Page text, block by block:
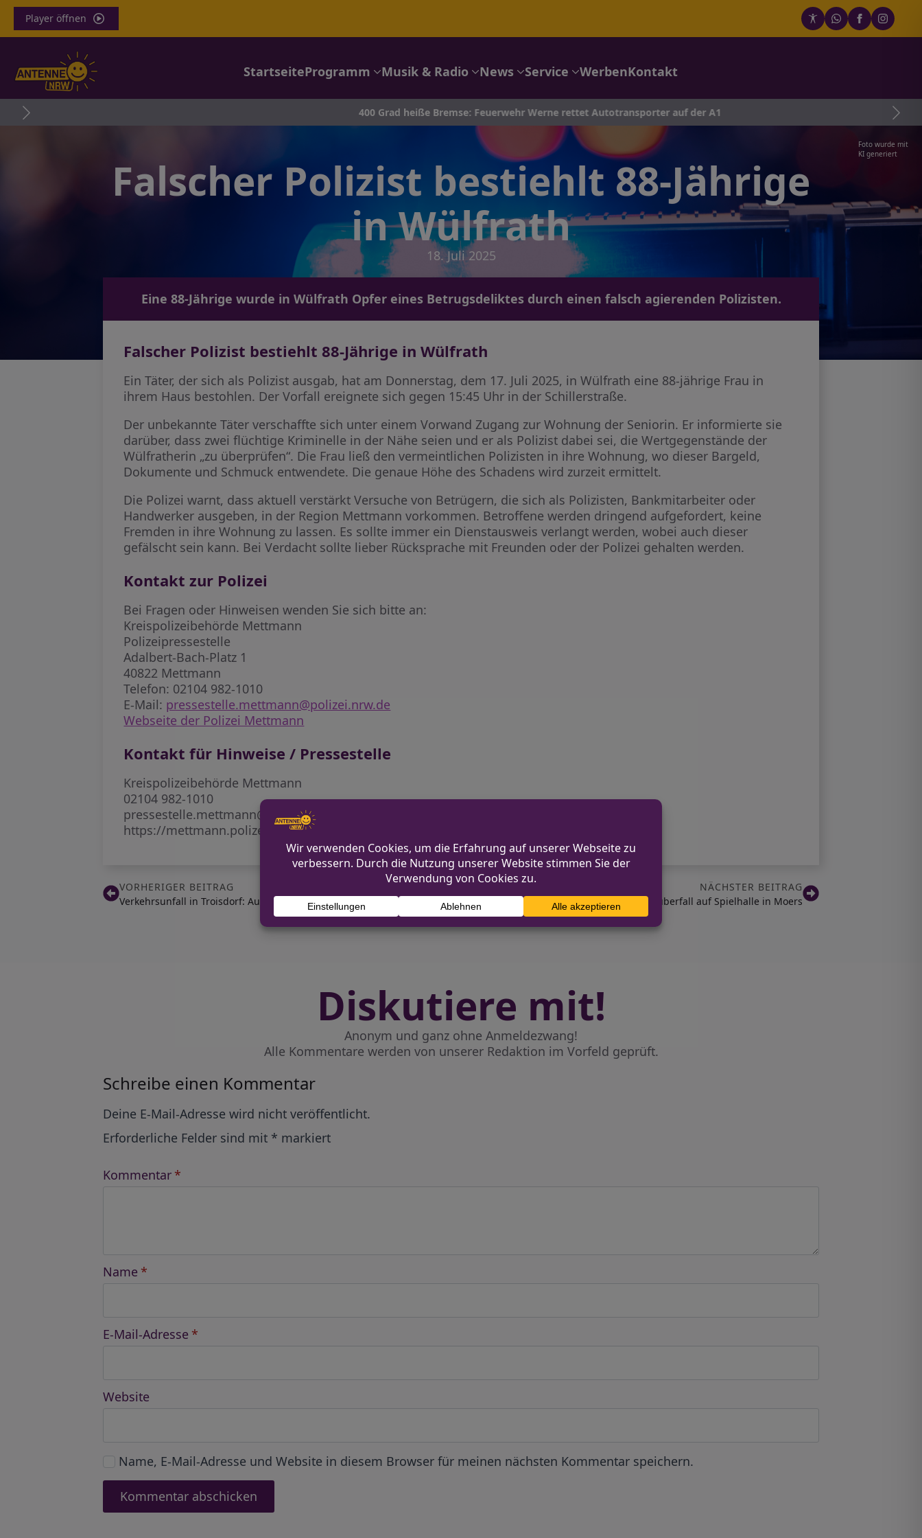
Player öffnen
StartseiteProgramm Musik & Radio News Service WerbenKontakt
400 Grad heiße Bremse: Feuerwehr Werne rettet Autotransporter auf der A1
Foto wurde mit
KI generiert
Falscher Polizist bestiehlt 88-Jährige
in Wülfrath
18. Juli 2025
Eine 88-Jährige wurde in Wülfrath Opfer eines Betrugsdeliktes durch einen falsch agierenden Polizisten.
Falscher Polizist bestiehlt 88-Jährige in Wülfrath
Ein Täter, der sich als Polizist ausgab, hat am Donnerstag, dem 17. Juli 2025, in Wülfrath eine 88-jährige Frau in
ihrem Haus bestohlen. Der Vorfall ereignete sich gegen 15:45 Uhr in der Schillerstraße.
Der unbekannte Täter verschaffte sich unter einem Vorwand Zugang zur Wohnung der Seniorin. Er informierte sie
darüber, dass zwei flüchtige Kriminelle in der Nähe seien und er als Polizist dabei sei, die Wertgegenstände der
Wülfratherin „zu überprüfen“. Die Frau ließ den vermeintlichen Polizisten in ihre Wohnung, wo dieser Bargeld,
Dokumente und Schmuck entwendete. Die genaue Höhe des Schadens wird zurzeit ermittelt.
Die Polizei warnt, dass aktuell verstärkt Versuche von Betrügern, die sich als Polizisten, Bankmitarbeiter oder
Handwerker ausgeben, in der Region Mettmann vorkommen. Betroffene werden dringend aufgefordert, keine
Fremden in ihre Wohnung zu lassen. Es sollte immer ein Dienstausweis verlangt werden, wobei auch dieser
gefälscht sein kann. Bei Verdacht sollte lieber Rücksprache mit Freunden oder der Polizei gehalten werden.
Kontakt zur Polizei
Bei Fragen oder Hinweisen wenden Sie sich bitte an:
Kreispolizeibehörde Mettmann
Polizeipressestelle
Adalbert-Bach-Platz 1
40822 Mettmann
Telefon: 02104 982-1010
E-Mail: pressestelle.mettmann@polizei.nrw.de
Webseite der Polizei Mettmann
Kontakt für Hinweise / Pressestelle
Kreispolizeibehörde Mettmann
02104 982-1010
pressestelle.mettmann@polizei.nrw.de
https://mettmann.polizei.nrw/
VORHERIGER BEITRAG
Verkehrsunfall in Troisdorf: Autofahrer gerät in Gegenverkehr
NÄCHSTER BEITRAG
Zeugensuche nach Raubüberfall auf Spielhalle in Moers
Diskutiere mit!
Anonym und ganz ohne Anmeldezwang!
Alle Kommentare werden von unserer Redaktion im Vorfeld geprüft.
Schreibe einen Kommentar
Deine E-Mail-Adresse wird nicht veröffentlicht.
Erforderliche Felder sind mit * markiert
Kommentar *
Name *
E-Mail-Adresse *
Website
Name, E-Mail-Adresse und Website in diesem Browser für meinen nächsten Kommentar speichern.